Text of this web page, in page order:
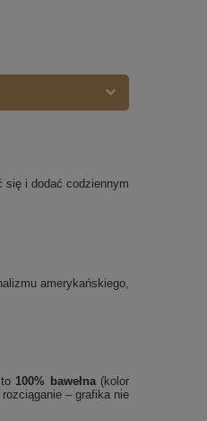
się i dodać codziennym
amerykańskiego,
100% bawełna(kolor
– grafika nie